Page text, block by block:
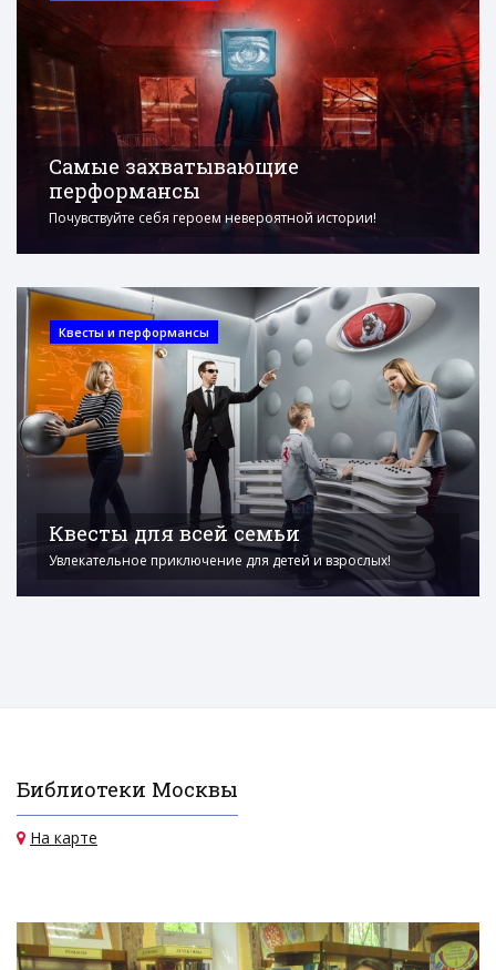
Самые захватывающие
перформансы
Почувствуйте себя героем невероятной истории!
Квесты и перформансы
Квесты для всей семьи
Увлекательное приключение для детей и взрослых!
Библиотеки Москвы
На карте